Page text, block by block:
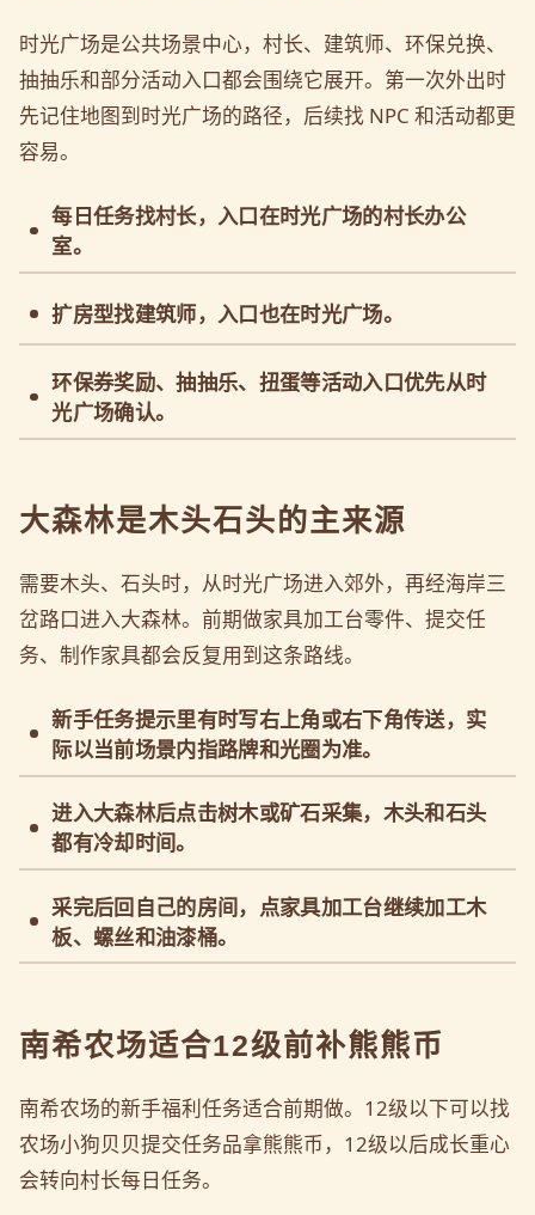
时光广场是公共场景中心，村长、建筑师、环保兑换、
抽抽乐和部分活动入口都会围绕它展开。第一次外出时
先记住地图到时光广场的路径，后续找 NPC 和活动都更
容易。
每日任务找村长，入口在时光广场的村长办公
室。
扩房型找建筑师，入口也在时光广场。
环保券奖励、抽抽乐、扭蛋等活动入口优先从时
光广场确认。
大森林是木头石头的主来源
需要木头、石头时，从时光广场进入郊外，再经海岸三
岔路口进入大森林。前期做家具加工台零件、提交任
务、制作家具都会反复用到这条路线。
新手任务提示里有时写右上角或右下角传送，实
际以当前场景内指路牌和光圈为准。
进入大森林后点击树木或矿石采集，木头和石头
都有冷却时间。
采完后回自己的房间，点家具加工台继续加工木
板、螺丝和油漆桶。
南希农场适合12级前补熊熊币
南希农场的新手福利任务适合前期做。12级以下可以找
农场小狗贝贝提交任务品拿熊熊币，12级以后成长重心
会转向村长每日任务。